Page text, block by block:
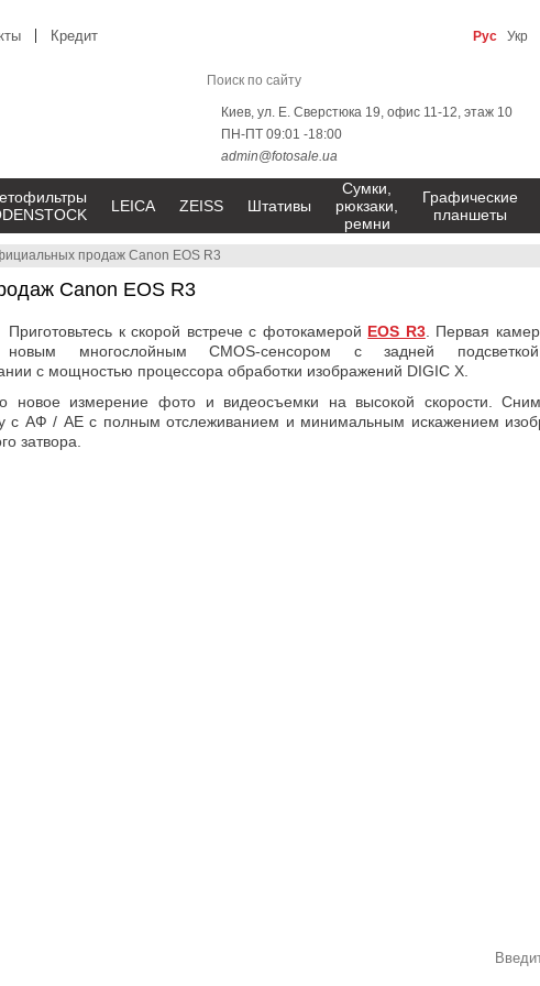
продаж Canon EOS R3
Canon EOS R3
Приготовьтесь к скорой встрече с фотокамерой EOS R3. Первая
новым многослойным CMOS-сенсором с задней
с мощностью процессора обработки изображений DIGIC X.
новое измерение фото и видеосъемки на высокой скорости.
с АФ / AE с полным отслеживанием и минимальным искажением
затвора.
Кредит Рус Укр
Киев, ул. Е. Сверстюка 19, офис 11-12, этаж 10
ПН-ПТ 09:01 -18:00
admin@fotosale.ua
LEICA ZEISS Штативы
Сумки,
рюкзаки,
ремни
Графические
планшеты